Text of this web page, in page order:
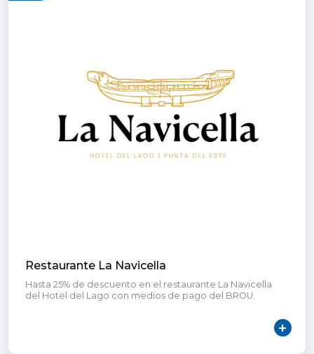
Restaurante La Navicella
Hasta 25% de descuento en el restaurante La Navicella
del Hotel del Lago con medios de pago del BROU.